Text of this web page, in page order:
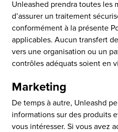
Unleashed prendra toutes les
d’assurer un traitement
conformément à la présente
applicables. Aucun transfert
vers une organisation ou un
contrôles adéquats soient en
Marketing
De temps à autre, Unleashd
informations sur des produits
vous intéresser. Si vous avez